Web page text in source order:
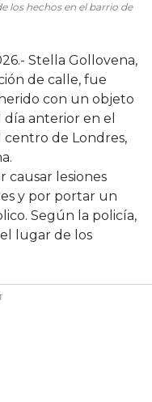
los hechos en el barrio de
Stella Gollovena,
de calle, fue
con un objeto
anterior en el
centro de Londres,
causar lesiones
y por portar un
Según la policía,
lugar de los